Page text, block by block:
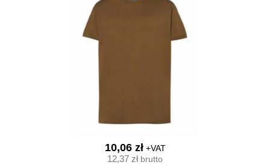
10,06 zł+VAT
12,37 złbrutto